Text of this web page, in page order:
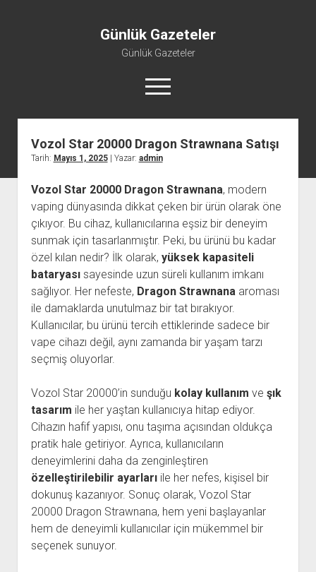
Günlük Gazeteler
Günlük Gazeteler
menüyü
aç
Vozol Star 20000 Dragon Strawnana Satışı
Tarih: Mayıs 1, 2025| Yazar: admin
Vozol Star 20000 Dragon Strawnana, modern
vaping dünyasında dikkat çeken bir ürün olarak öne
çıkıyor. Bu cihaz, kullanıcılarına eşsiz bir deneyim
sunmak için tasarlanmıştır. Peki, bu ürünü bu kadar
özel kılan nedir? İlk olarak, yüksek kapasiteli
bataryasısayesinde uzun süreli kullanım imkanı
sağlıyor. Her nefeste, Dragon Strawnanaaroması
ile damaklarda unutulmaz bir tat bırakıyor.
Kullanıcılar, bu ürünü tercih ettiklerinde sadece bir
vape cihazı değil, aynı zamanda bir yaşam tarzı
seçmiş oluyorlar.
Vozol Star 20000’in sunduğu kolay kullanım ve şık
tasarım ile her yaştan kullanıcıya hitap ediyor.
Cihazın hafif yapısı, onu taşıma açısından oldukça
pratik hale getiriyor. Ayrıca, kullanıcıların
deneyimlerini daha da zenginleştiren
özelleştirilebilir ayarlarıile her nefes, kişisel bir
dokunuş kazanıyor. Sonuç olarak, Vozol Star
20000 Dragon Strawnana, hem yeni başlayanlar
hem de deneyimli kullanıcılar için mükemmel bir
seçenek sunuyor.